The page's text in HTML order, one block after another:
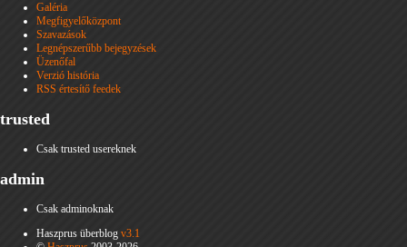
Galéria
Megfigyelőközpont
Szavazások
Legnépszerűbb bejegyzések
Üzenőfal
Verzió história
RSS értesítő feedek
trusted
Csak trusted usereknek
admin
Csak adminoknak
Haszprus überblog v3.1